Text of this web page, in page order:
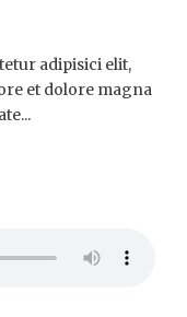
adipisici elit,
et dolore magna